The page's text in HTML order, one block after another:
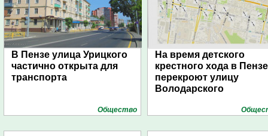
В Пензе улица Урицкого
частично открыта для
транспорта
Общество
На время детского
крестного хода в Пензе
перекроют улицу
Володарского